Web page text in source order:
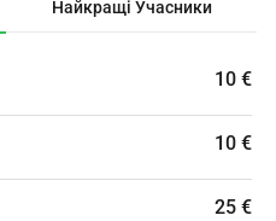
на оплату занять з Йоги
1hqxdkdKvDUvU2XZbMkm
Дякуємо вам за
Найкращі Учасники
10 €
10 €
25 €